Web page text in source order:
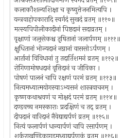
कलाकौशल्यशिक्षा च कृष्युत्तेजनमित्यपि ।
यन्त्रवाहोपकारादि स्वर्गदं सुखदं व्रतम् ॥११०॥
मत्स्यपिपीलीकादीनां पिष्टदानं सदाव्रतम् ।
वृक्षाणां जल्रसेकश्च तृषितानां जलार्पणम् ॥१११॥
क्षुधितानां भोज्यदानं नग्नानां वाससोऽर्पणम् ।
आर्तानां विविधानां तु तदार्तिशमनं व्रतम् ॥११२॥
रोगिणामोषधदानं वृत्तिदानं च जीविका ।
पोषणं पालनं चापि रक्षणं परमं व्रतम् ॥११३॥
नित्यमध्यात्मयोगस्याऽभ्यसनं शास्त्रवाचनम् ।
कृष्णकथाश्रवणं च मोक्षदं परमं व्रतम् ॥११४॥
दण्डवच्च नमस्काराः प्रदक्षिणं च तद् व्रतम् ।
दीपदानं वारिदानं नैवेद्याद्यर्पणं व्रतम् ॥११५॥
नित्यं फलार्पणं धान्यार्पणं चापि रसार्पणम् ।